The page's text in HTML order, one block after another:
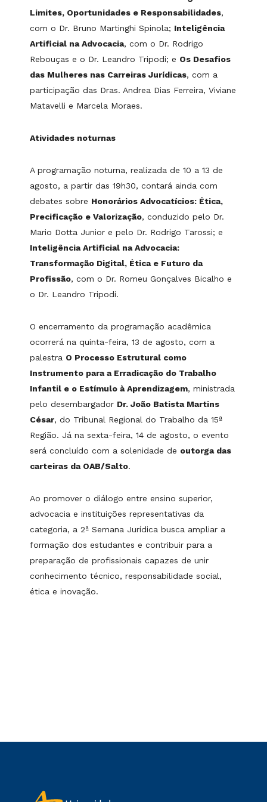
Limites, Oportunidades e Responsabilidades,
com o Dr. Bruno Martinghi Spinola; Inteligência
Artificial na Advocacia, com o Dr. Rodrigo
Rebouças e o Dr. Leandro Tripodi; e Os Desafios
das Mulheres nas Carreiras Jurídicas, com a
participação das Dras. Andrea Dias Ferreira, Viviane
Matavelli e Marcela Moraes.
Atividades noturnas
A programação noturna, realizada de 10 a 13 de
agosto, a partir das 19h30, contará ainda com
debates sobre Honorários Advocatícios: Ética,
Precificação e Valorização, conduzido pelo Dr.
Mario Dotta Junior e pelo Dr. Rodrigo Tarossi; e
Inteligência Artificial na Advocacia:
Transformação Digital, Ética e Futuro da
Profissão, com o Dr. Romeu Gonçalves Bicalho e
o Dr. Leandro Tripodi.
O encerramento da programação acadêmica
ocorrerá na quinta-feira, 13 de agosto, com a
palestra O Processo Estrutural como
Instrumento para a Erradicação do Trabalho
Infantil e o Estímulo à Aprendizagem, ministrada
pelo desembargador Dr. João Batista Martins
César, do Tribunal Regional do Trabalho da 15ª
Região. Já na sexta-feira, 14 de agosto, o evento
será concluído com a solenidade de outorga das
carteiras da OAB/Salto.
Ao promover o diálogo entre ensino superior,
advocacia e instituições representativas da
categoria, a 2ª Semana Jurídica busca ampliar a
formação dos estudantes e contribuir para a
preparação de profissionais capazes de unir
conhecimento técnico, responsabilidade social,
ética e inovação.